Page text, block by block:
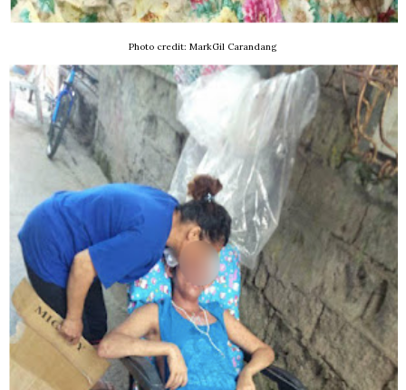
Photo credit: MarkGil Carandang